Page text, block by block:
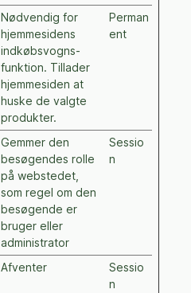
Nødvendig for
hjemmesidens
indkøbsvogns-
funktion. Tillader
hjemmesiden at
huske de valgte
produkter.
Perman
ent
Gemmer den
besøgendes rolle
på webstedet,
som regel om den
besøgende er
bruger eller
administrator
Sessio
n
Afventer
Sessio
n